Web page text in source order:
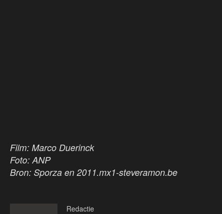
Film: Marco Duerinck
Foto: ANP
Bron: Sporza en 2011.mx1-steveramon.be
Redactie